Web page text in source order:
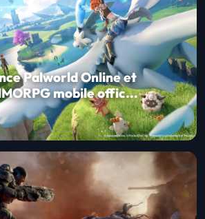
Palworld Online et
mobile offic...